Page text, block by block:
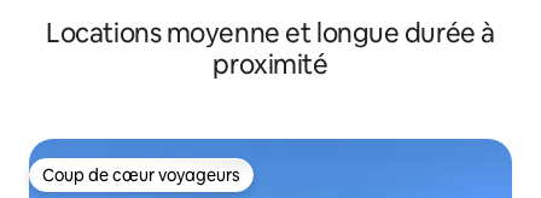
Locations moyenne et longue durée à
proximité
Coup de cœur voyageurs
Coup de cœur voyageurs